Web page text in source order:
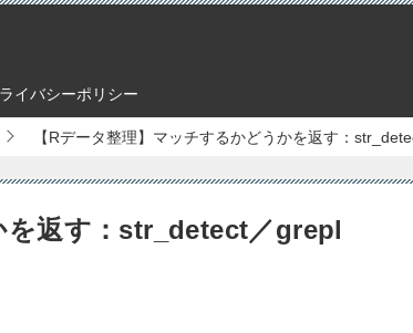
イバシーポリシー
【Rデータ整理】マッチするかどうかを返す：
を返す：str_detect／grepl